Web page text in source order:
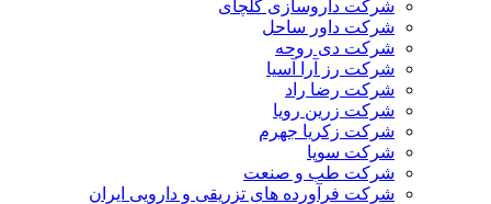
شرکت داروسازی گلچای
شرکت داور ساحل
شرکت دی روحه
شرکت رز آرا آسیا
شرکت رضا راد
شرکت زرین رویا
شرکت زکریا جهرم
شرکت سوپا
شرکت طب و صنعت
شرکت فرآورده های تزریقی و دارویی ایران